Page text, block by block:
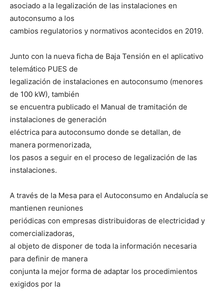
asociado a la legalización de las instalaciones en
autoconsumo a los
cambios regulatorios y normativos acontecidos en 2019.
Junto con la nueva ficha de Baja Tensión en el aplicativo
telemático PUES de
legalización de instalaciones en autoconsumo (menores
de 100 kW), también
se encuentra publicado el Manual de tramitación de
instalaciones de generación
eléctrica para autoconsumo donde se detallan, de
manera pormenorizada,
los pasos a seguir en el proceso de legalización de las
instalaciones.
A través de la Mesa para el Autoconsumo en Andalucía se
mantienen reuniones
periódicas con empresas distribuidoras de electricidad y
comercializadoras,
al objeto de disponer de toda la información necesaria
para definir de manera
conjunta la mejor forma de adaptar los procedimientos
exigidos por la